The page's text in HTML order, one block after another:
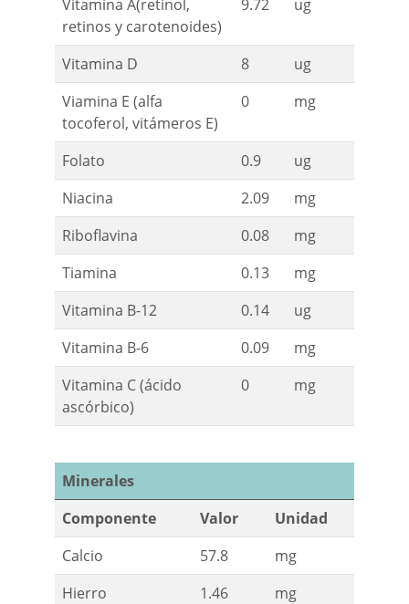
Vitamina A(retinol,
retinos y carotenoides)
9.72 ug
Vitamina D 8
ug
Viamina E (alfa
tocoferol, vitámeros E)
0 mg
Folato 0.9
ug
Niacina
2.09
mg
Riboflavina
0.08
mg
Tiamina
0.13
mg
Vitamina B-12
0.14
ug
Vitamina B-6
0.09
mg
Vitamina C (ácido
ascórbico)
0 mg
Minerales
Componente
Valor
Unidad
Calcio
57.8
mg
Hierro
1.46
mg